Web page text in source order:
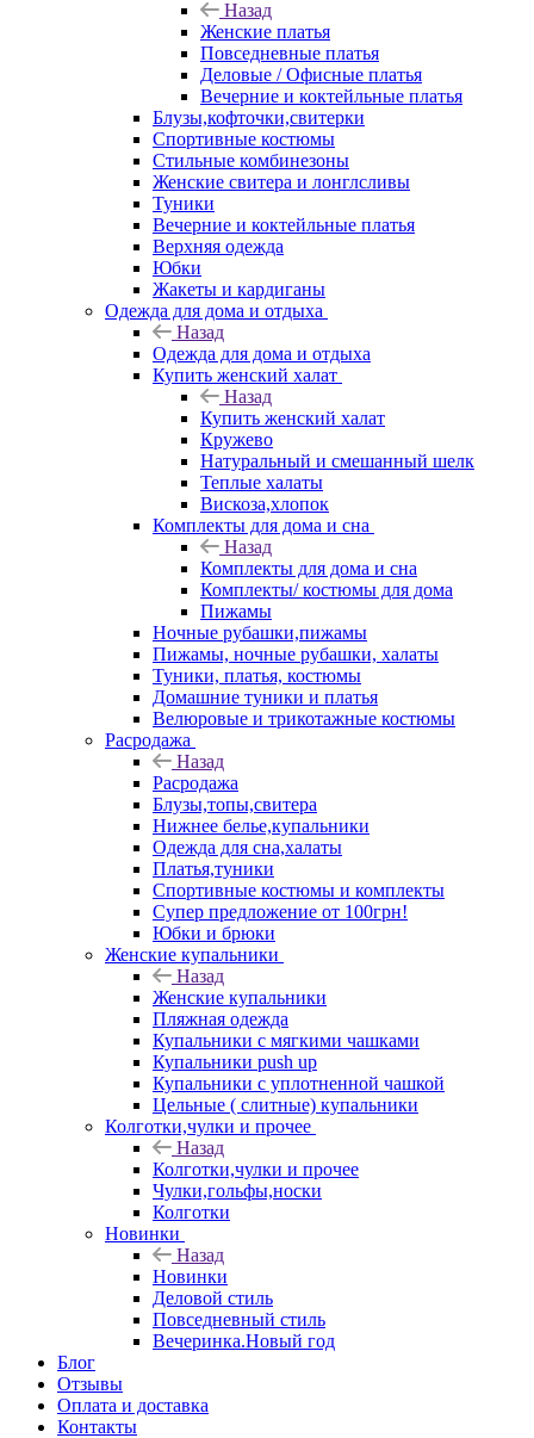
Назад
Женские платья
Повседневные платья
Деловые / Офисные платья
Вечерние и коктейльные платья
Блузы,кофточки,свитерки
Спортивные костюмы
Стильные комбинезоны
Женские свитера и лонглсливы
Туники
Вечерние и коктейльные платья
Верхняя одежда
Юбки
Жакеты и кардиганы
Одежда для дома и отдыха
Назад
Одежда для дома и отдыха
Купить женский халат
Назад
Купить женский халат
Кружево
Натуральный и смешанный шелк
Теплые халаты
Вискоза,хлопок
Комплекты для дома и сна
Назад
Комплекты для дома и сна
Комплекты/ костюмы для дома
Пижамы
Ночные рубашки,пижамы
Пижамы, ночные рубашки, халаты
Туники, платья, костюмы
Домашние туники и платья
Велюровые и трикотажные костюмы
Расродажа
Назад
Расродажа
Блузы,топы,свитера
Нижнее белье,купальники
Одежда для сна,халаты
Платья,туники
Спортивные костюмы и комплекты
Супер предложение от 100грн!
Юбки и брюки
Женские купальники
Назад
Женские купальники
Пляжная одежда
Купальники с мягкими чашками
Купальники push up
Купальники с уплотненной чашкой
Цельные ( слитные) купальники
Колготки,чулки и прочее
Назад
Колготки,чулки и прочее
Чулки,гольфы,носки
Колготки
Новинки
Назад
Новинки
Деловой стиль
Повседневный стиль
Вечеринка.Новый год
Блог
Отзывы
Оплата и доставка
Контакты